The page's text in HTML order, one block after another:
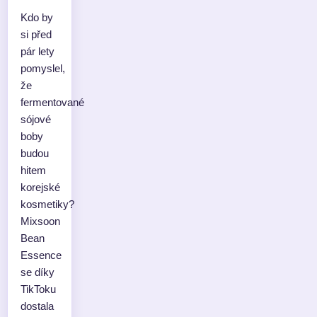
Kdo by
si před
pár lety
pomyslel,
že
fermentované
sójové
boby
budou
hitem
korejské
kosmetiky?
Mixsoon
Bean
Essence
se díky
TikToku
dostala